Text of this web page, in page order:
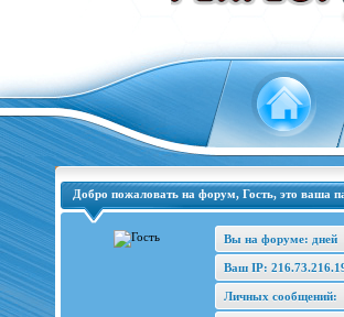
Добро пожаловать на форум, Гость, это ваша
Вы на форуме: дней
Ваш IP:
Личных сообщений: